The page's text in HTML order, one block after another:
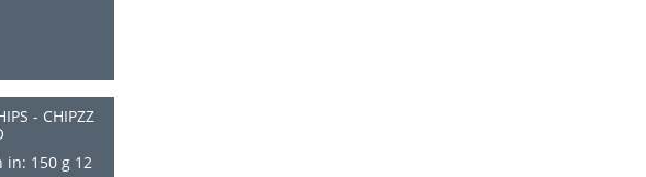
- CHIPZZ
150 g 12